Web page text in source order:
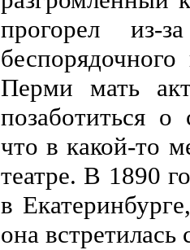
прогорел из-
Перми мать
позаботиться
что в какой-то
театре. В 1890
в
она